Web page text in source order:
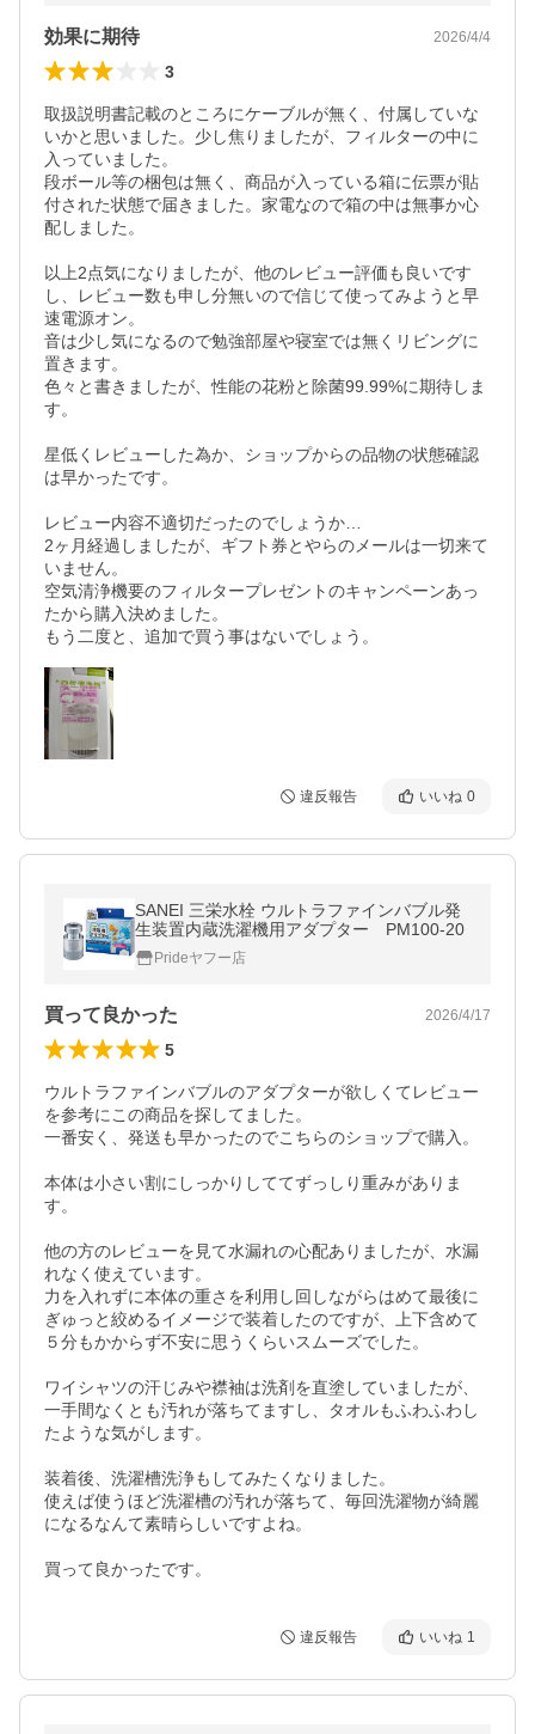
効果に期待 2026/4/4
3
取扱説明書記載のところにケーブルが無く、付属していな
いかと思いました。少し焦りましたが、フィルターの中に
入っていました。
段ボール等の梱包は無く、商品が入っている箱に伝票が貼
付された状態で届きました。家電なので箱の中は無事か心
配しました。
以上2点気になりましたが、他のレビュー評価も良いです
し、レビュー数も申し分無いので信じて使ってみようと早
速電源オン。
音は少し気になるので勉強部屋や寝室では無くリビングに
置きます。
色々と書きましたが、性能の花粉と除菌99.99%に期待しま
す。
星低くレビューした為か、ショップからの品物の状態確認
は早かったです。
レビュー内容不適切だったのでしょうか…
2ヶ月経過しましたが、ギフト券とやらのメールは一切来て
いません。
空気清浄機要のフィルタープレゼントのキャンペーンあっ
たから購入決めました。
もう二度と、追加で買う事はないでしょう。
違反報告 いいね 0
SANEI 三栄水栓 ウルトラファインバブル発
生装置内蔵洗濯機用アダプター PM100-20
Prideヤフー店
買って良かった 2026/4/17
5
ウルトラファインバブルのアダプターが欲しくてレビュー
を参考にこの商品を探してました。
一番安く、発送も早かったのでこちらのショップで購入。
本体は小さい割にしっかりしててずっしり重みがありま
す。
他の方のレビューを見て水漏れの心配ありましたが、水漏
れなく使えています。
力を入れずに本体の重さを利用し回しながらはめて最後に
ぎゅっと絞めるイメージで装着したのですが、上下含めて
５分もかからず不安に思うくらいスムーズでした。
ワイシャツの汗じみや襟袖は洗剤を直塗していましたが、
一手間なくとも汚れが落ちてますし、タオルもふわふわし
たような気がします。
装着後、洗濯槽洗浄もしてみたくなりました。
使えば使うほど洗濯槽の汚れが落ちて、毎回洗濯物が綺麗
になるなんて素晴らしいですよね。
買って良かったです。
違反報告 いいね 1